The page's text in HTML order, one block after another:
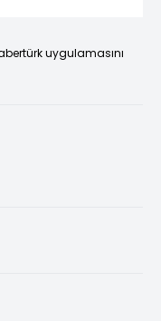
uygulamasını